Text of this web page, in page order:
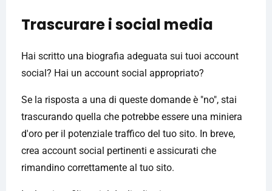
Trascurare i social media
Hai scritto una biografia adeguata sui tuoi account
social? Hai un account social appropriato?
Se la risposta a una di queste domande è "no", stai
trascurando quella che potrebbe essere una miniera
d'oro per il potenziale traffico del tuo sito. In breve,
crea account social pertinenti e assicurati che
rimandino correttamente al tuo sito.